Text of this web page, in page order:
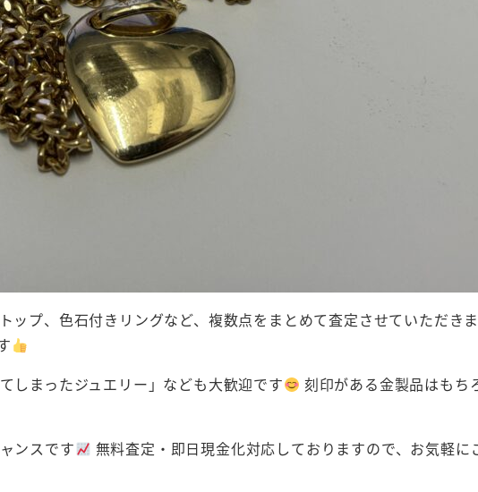
プ、色石付きリングなど、複数点をまとめて査定させていただき
しまったジュエリー」なども大歓迎です
刻印がある金製品はもち
ンスです
無料査定・即日現金化対応しておりますので、お気軽に